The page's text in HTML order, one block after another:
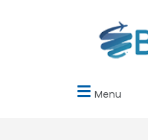
Menu